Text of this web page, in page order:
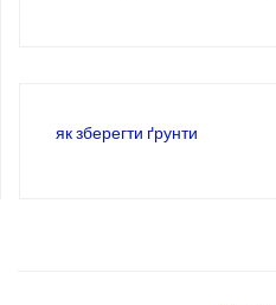
як зберегти ґрунти